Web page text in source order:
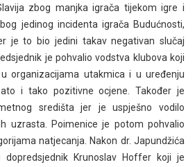
zbog manjka igrača tijekom igre i
jedinog incidenta igrača Budućnosti,
je to bio jedini takav negativan slučaj
je pohvalio vodstva klubova koji
organizacijama utakmica i u uređenju
i tako pozitivne ocjene. Također je
središta jer je uspješno vodilo
uzrasta. Poimenice je potom pohvalio
natjecanja. Nakon dr. Japundžića
Krunoslav Hoffer koji je